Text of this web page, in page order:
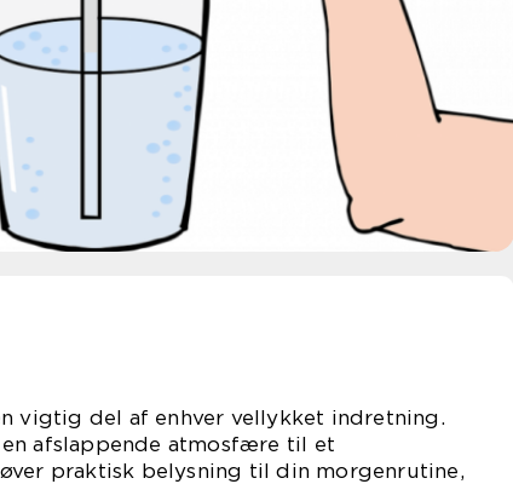
vigtig del af enhver vellykket indretning.
afslappende atmosfære til et
praktisk belysning til din morgenrutine,